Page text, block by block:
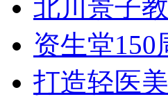
北川景子
资生堂
打造轻医